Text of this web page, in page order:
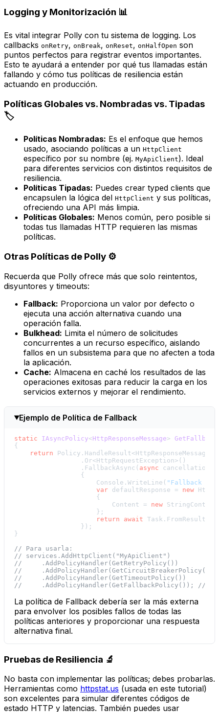
Logging y Monitorización 📊
Es vital integrar Polly con tu sistema de logging. Los
callbacks onRetry, onBreak, onReset, onHalfOpen son
puntos perfectos para registrar eventos importantes.
Esto te ayudará a entender por qué tus llamadas están
fallando y cómo tus políticas de resiliencia están
actuando en producción.
Políticas Globales vs. Nombradas vs. Tipadas
🏷️
Políticas Nombradas: Es el enfoque que hemos
usado, asociando políticas a un HttpClient
específico por su nombre (ej. MyApiClient). Ideal
para diferentes servicios con distintos requisitos de
resiliencia.
Políticas Tipadas: Puedes crear typed clients que
encapsulen la lógica del HttpClient y sus políticas,
ofreciendo una API más limpia.
Políticas Globales: Menos común, pero posible si
todas tus llamadas HTTP requieren las mismas
políticas.
Otras Políticas de Polly ⚙️
Recuerda que Polly ofrece más que solo reintentos,
disyuntores y timeouts:
Fallback: Proporciona un valor por defecto o
ejecuta una acción alternativa cuando una
operación falla.
Bulkhead: Limita el número de solicitudes
concurrentes a un recurso específico, aislando
fallos en un subsistema para que no afecten a toda
la aplicación.
Cache: Almacena en caché los resultados de las
operaciones exitosas para reducir la carga en los
servicios externos y mejorar el rendimiento.
Ejemplo de Política de Fallback
static IAsyncPolicy<HttpResponseMessage>
{
return
                 .Or<HttpRequestException>()
                 .FallbackAsync(
async
                 {
                     Console.WriteLine(
"Fallback
var defaultResponse = new
                     {
                         Content =
new
                     };
return
await
                 });
}
// Para usarla:
// services.AddHttpClient("MyApiClient")
//     .AddPolicyHandler(GetRetryPolicy())
//     .AddPolicyHandler(GetCircuitBreakerPolicy())
//     .AddPolicyHandler(GetTimeoutPolicy())
//     .AddPolicyHandler(GetFallbackPolicy()); //
La política de Fallback debería ser la más externa
para envolver los posibles fallos de todas las
políticas anteriores y proporcionar una respuesta
alternativa final.
Pruebas de Resiliencia 🔬
No basta con implementar las políticas; debes probarlas.
Herramientas como httpstat.us (usada en este tutorial)
son excelentes para simular diferentes códigos de
estado HTTP y latencias. También puedes usar